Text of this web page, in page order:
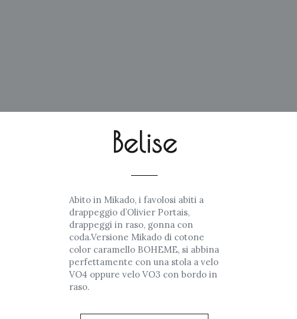
Belise
Abito in Mikado, i favolosi abiti a
drappeggio d’Olivier Portais,
drappeggi in raso, gonna con
coda.Versione Mikado di cotone
color caramello BOHEME, si abbina
perfettamente con una stola a velo
VO4 oppure velo VO3 con bordo in
raso.